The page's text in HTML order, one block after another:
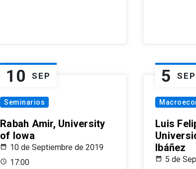
10 SEP
Seminarios
Rabah Amir, University
of Iowa
10 de Septiembre de 2019
17:00
5 SEP
Luis
Ibáñez
5 de